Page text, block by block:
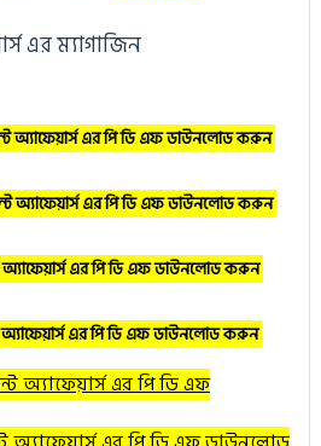
এর ম্যাগাজিন
অ্যাফেয়ার্স এর পি ডি এফ ডাউনলোড করুন
অ্যাফেয়ার্স এর পি ডি এফ ডাউনলোড করুন
অ্যাফেয়ার্স এর পি ডি এফ ডাউনলোড করুন
অ্যাফেয়ার্স এর পি ডি এফ ডাউনলোড করুন
অ্যাফেয়ার্স এর পি ডি এফ